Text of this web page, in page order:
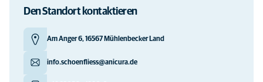
Den Standort kontaktieren
Am Anger 6, 16567 Mühlenbecker Land
info.schoenfliess@anicura.de